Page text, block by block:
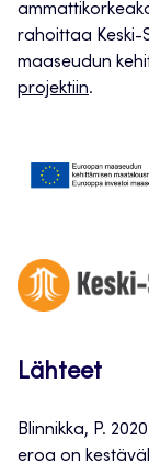
rahoittaa Keski-
maaseudun
projektiin.
Lähteet
Blinnikka, P.
eroa on